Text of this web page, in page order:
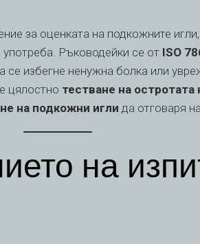
за оценката на подкожните
Ръководейки се от ISO
се избегне ненужна болка или
цялостно тестване на остротата
на подкожни игли да отговаря
на